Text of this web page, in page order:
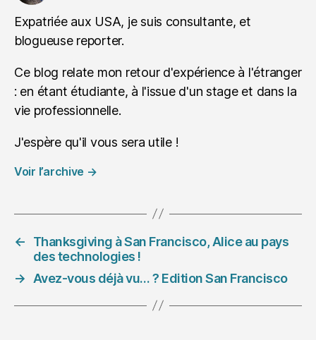
Expatriée aux USA, je suis consultante, et
blogueuse reporter.
Ce blog relate mon retour d'expérience à l'étranger
: en étant étudiante, à l'issue d'un stage et dans la
vie professionnelle.
J'espère qu'il vous sera utile !
Voir l’archive →
←
Thanksgiving à San Francisco, Alice au pays
des technologies !
→
Avez-vous déjà vu… ? Edition San Francisco